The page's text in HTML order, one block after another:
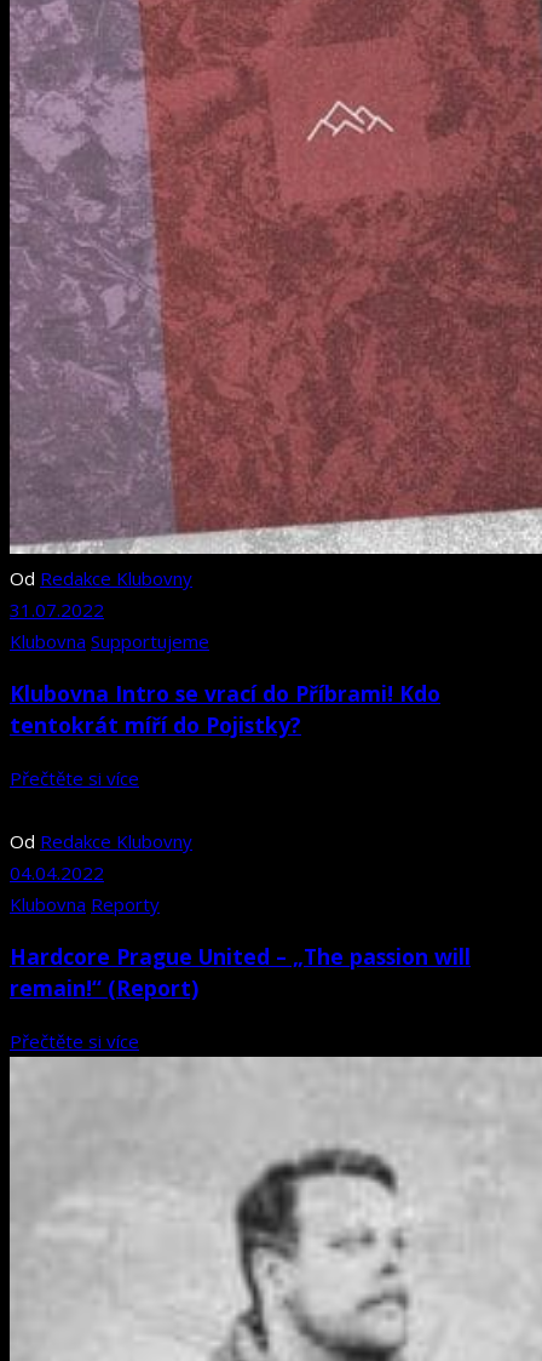
Od Redakce Klubovny
31.07.2022
Klubovna Supportujeme
Klubovna Intro se vrací do Příbrami! Kdo
tentokrát míří do Pojistky?
Přečtěte si více
Od Redakce Klubovny
04.04.2022
Klubovna Reporty
Hardcore Prague United – „The passion will
remain!“ (Report)
Přečtěte si více